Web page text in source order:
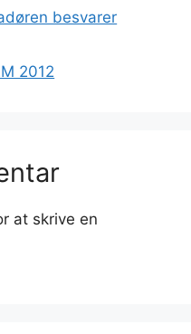
besvarer
2012
at skrive en